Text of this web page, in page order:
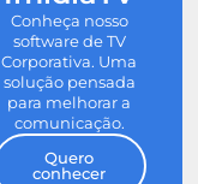
Conheça nosso
software de TV
Corporativa. Uma
solução pensada
para melhorar a
comunicação.
Quero
conhecer